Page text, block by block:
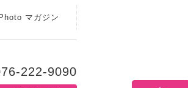
マガジン
222-9090